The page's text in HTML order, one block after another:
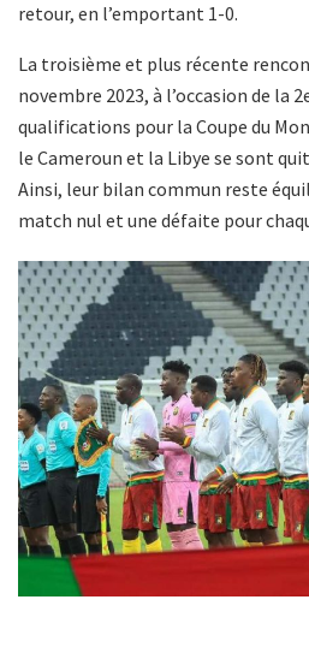
retour, en l’emportant 1-0.
La troisième et plus récente
novembre 2023, à l’occasion de la
qualifications pour la Coupe du
le Cameroun et la Libye se sont
Ainsi, leur bilan commun reste
match nul et une défaite pour